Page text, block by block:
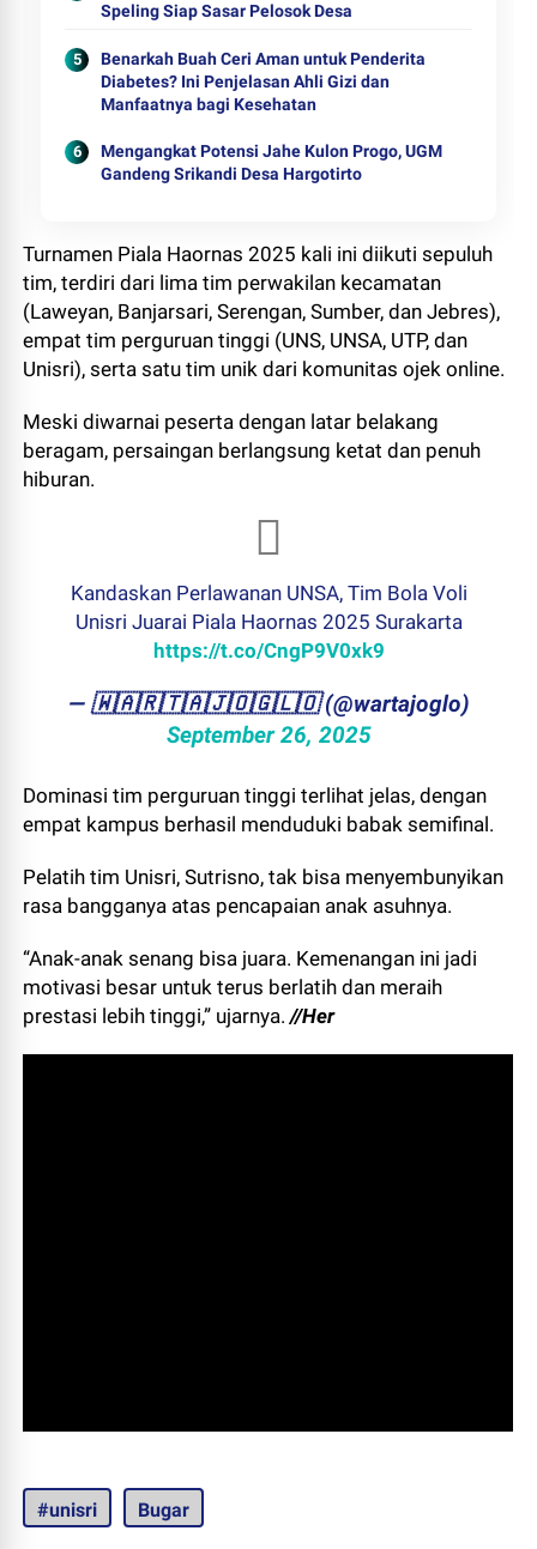
Speling Siap Sasar Pelosok Desa
Benarkah Buah Ceri Aman untuk Penderita
Diabetes? Ini Penjelasan Ahli Gizi dan
Manfaatnya bagi Kesehatan
Mengangkat Potensi Jahe Kulon Progo, UGM
Gandeng Srikandi Desa Hargotirto
Turnamen Piala Haornas 2025 kali ini diikuti sepuluh
tim, terdiri dari lima tim perwakilan kecamatan
(Laweyan, Banjarsari, Serengan, Sumber, dan Jebres),
empat tim perguruan tinggi (UNS, UNSA, UTP, dan
Unisri), serta satu tim unik dari komunitas ojek online.
Meski diwarnai peserta dengan latar belakang
beragam, persaingan berlangsung ketat dan penuh
hiburan.
Kandaskan Perlawanan UNSA, Tim Bola Voli
Unisri Juarai Piala Haornas 2025 Surakarta
https://t.co/CngP9V0xk9
— ​🇼​​🇦​​🇷​​🇹​​🇦​​🇯​​🇴​​🇬​​🇱​​🇴 (@wartajoglo)
September 26, 2025
Dominasi tim perguruan tinggi terlihat jelas, dengan
empat kampus berhasil menduduki babak semifinal.
Pelatih tim Unisri, Sutrisno, tak bisa menyembunyikan
rasa bangganya atas pencapaian anak asuhnya.
“Anak-anak senang bisa juara. Kemenangan ini jadi
motivasi besar untuk terus berlatih dan meraih
prestasi lebih tinggi,” ujarnya. //Her
#unisri Bugar